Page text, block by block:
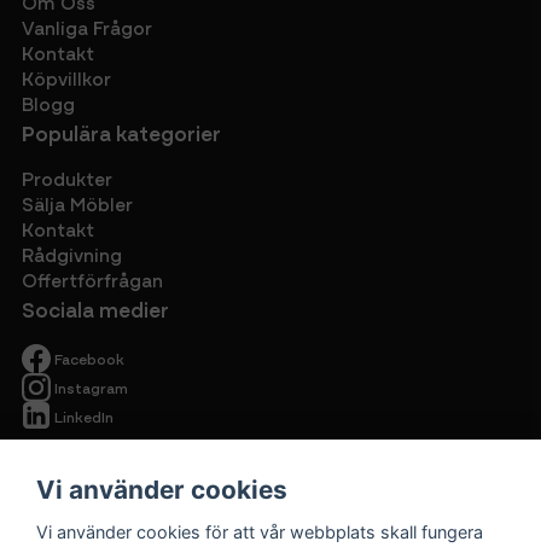
Vanliga Frågor
Kontakt
Köpvillkor
Blogg
Populära kategorier
Produkter
Sälja Möbler
Kontakt
Rådgivning
Offertförfrågan
Sociala medier
Facebook
Instagram
LinkedIn
Vi använder cookies
Vi använder cookies för att vår webbplats skall fungera